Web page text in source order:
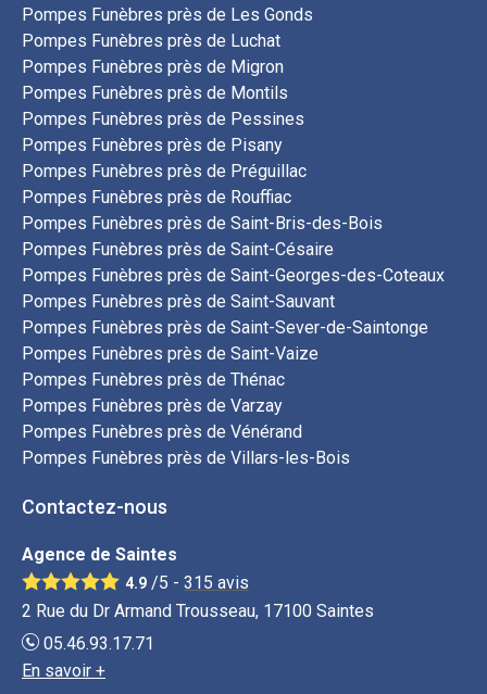
Pompes Funèbres près de Les Gonds
Pompes Funèbres près de Luchat
Pompes Funèbres près de Migron
Pompes Funèbres près de Montils
Pompes Funèbres près de Pessines
Pompes Funèbres près de Pisany
Pompes Funèbres près de Préguillac
Pompes Funèbres près de Rouffiac
Pompes Funèbres près de Saint-Bris-des-Bois
Pompes Funèbres près de Saint-Césaire
Pompes Funèbres près de Saint-Georges-des-Coteaux
Pompes Funèbres près de Saint-Sauvant
Pompes Funèbres près de Saint-Sever-de-Saintonge
Pompes Funèbres près de Saint-Vaize
Pompes Funèbres près de Thénac
Pompes Funèbres près de Varzay
Pompes Funèbres près de Vénérand
Pompes Funèbres près de Villars-les-Bois
Contactez-nous
Agence de Saintes
4.9 /5 - 315 avis
2 Rue du Dr Armand Trousseau, 17100 Saintes
05.46.93.17.71
En savoir +